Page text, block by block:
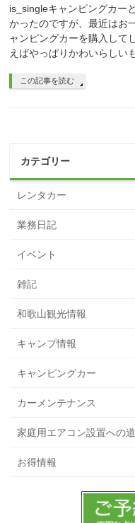
is_singleキャンピングカー
かったのですが、最近はお
ャンピングカーを購入して
えばやっぱりかわいらしい
この記事を読む
カテゴリー
レンタカー
業務日記
イベント
雑記
和歌山観光情報
キャンプ情報
キャンピングカー
カーメンテナンス
家庭用エアコン設置への道
お得情報